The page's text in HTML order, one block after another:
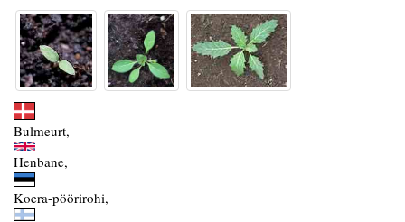
Bulmeurt,
Henbane,
Koera-pöörirohi,